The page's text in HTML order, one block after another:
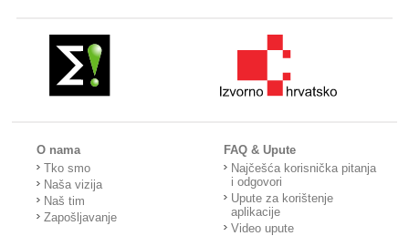
O nama
Tko smo
Naša vizija
Naš tim
Zapošljavanje
FAQ & Upute
Najčešća korisnička pitanja
i odgovori
Upute za korištenje
aplikacije
Video upute